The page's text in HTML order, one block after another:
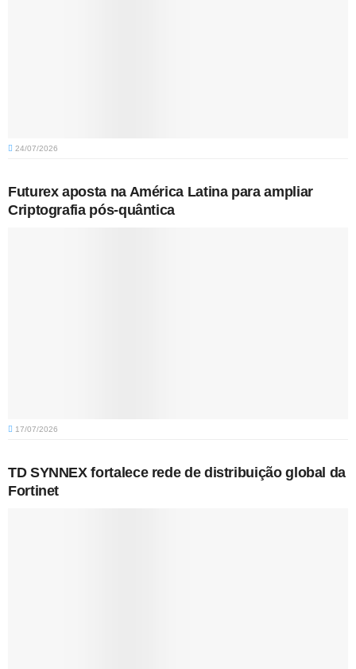
24/07/2026
Futurex aposta na América Latina para ampliar
Criptografia pós-quântica
17/07/2026
TD SYNNEX fortalece rede de distribuição global da
Fortinet